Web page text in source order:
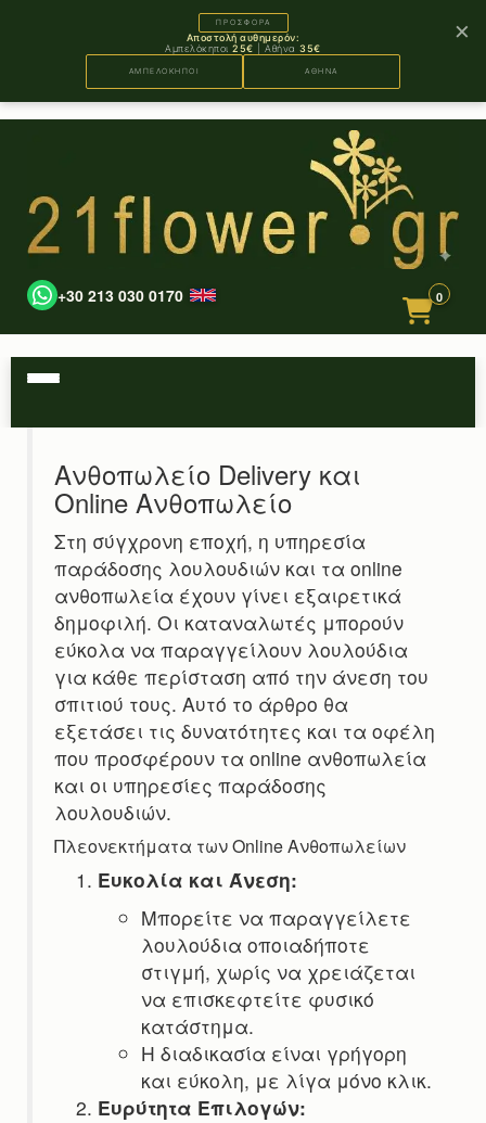
+30 213 030 0170 0
ΠΡΟΣΦΟΡΑ
Αποστολή αυθημερόν:
Αμπελόκηποι25€ | Αθήνα35€
ΑΜΠΕΛΟΚΗΠΟΙ ΑΘΗΝΑ
×
Ανθοπωλείο Delivery και
Online Ανθοπωλείο
Στη σύγχρονη εποχή, η υπηρεσία
παράδοσης λουλουδιών και τα online
ανθοπωλεία έχουν γίνει εξαιρετικά
δημοφιλή. Οι καταναλωτές μπορούν
εύκολα να παραγγείλουν λουλούδια
για κάθε περίσταση από την άνεση του
σπιτιού τους. Αυτό το άρθρο θα
εξετάσει τις δυνατότητες και τα οφέλη
που προσφέρουν τα online ανθοπωλεία
και οι υπηρεσίες παράδοσης
λουλουδιών.
Πλεονεκτήματα των Online Ανθοπωλείων
Ευκολία και Άνεση:
Μπορείτε να παραγγείλετε
λουλούδια οποιαδήποτε
στιγμή, χωρίς να χρειάζεται
να επισκεφτείτε φυσικό
κατάστημα.
Η διαδικασία είναι γρήγορη
και εύκολη, με λίγα μόνο κλικ.
Ευρύτητα Επιλογών: